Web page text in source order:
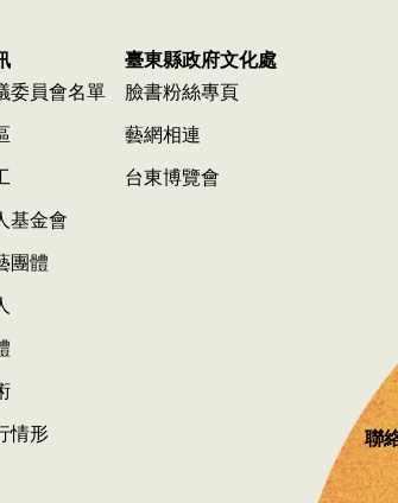
委員會名單
基金會
團體
情形
臺東縣政府文化處
臉書粉絲專頁
藝網相連
台東博覽會
聯